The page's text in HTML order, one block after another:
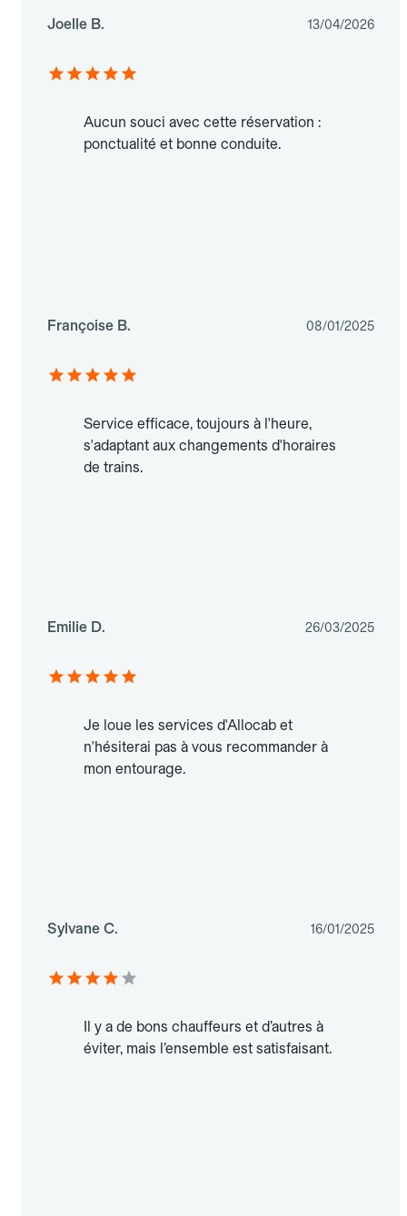
Joelle B. 13/04/2026
Aucun souci avec cette réservation :
ponctualité et bonne conduite.
Françoise B. 08/01/2025
Service efficace, toujours à l'heure,
s'adaptant aux changements d'horaires
de trains.
Emilie D. 26/03/2025
Je loue les services d'Allocab et
n'hésiterai pas à vous recommander à
mon entourage.
Sylvane C. 16/01/2025
Il y a de bons chauffeurs et d’autres à
éviter, mais l’ensemble est satisfaisant.